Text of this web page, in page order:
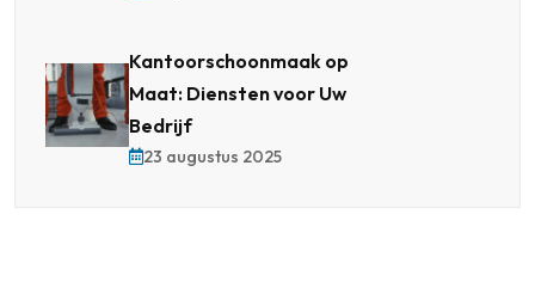
Kantoorschoonmaak op
Maat: Diensten voor Uw
Bedrijf
23 augustus 2025